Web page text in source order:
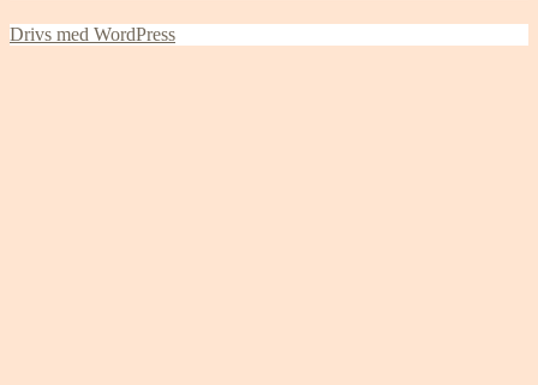
Drivs med WordPress